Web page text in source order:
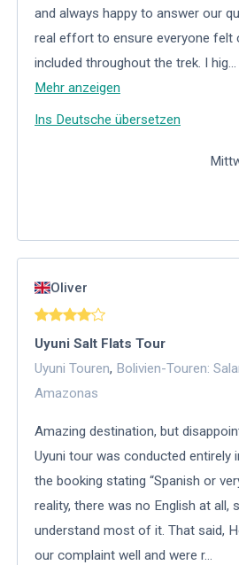
and always happy to answer our
real effort to ensure everyone felt
included throughout the trek. I hig...
Mehr anzeigen
Ins Deutsche übersetzen
Oliver
Uyuni Salt Flats Tour
Uyuni Touren, Bolivien-Touren:
Amazonas
Amazing destination, but
Uyuni tour was conducted entirely
the booking stating “Spanish or
reality, there was no English at all,
understand most of it. That said,
our complaint well and were r...